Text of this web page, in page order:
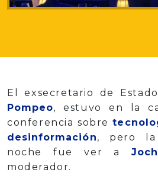
El exsecretario de
Pompeo, estuvo en la
conferencia sobre
desinformación, pero la
noche fue ver a
moderador.